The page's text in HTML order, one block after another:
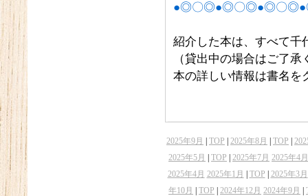
●◎〇◎●◎〇◎●◎〇
紹介した本は、すべて千
（貸出中の場合はご了承
本の詳しい情報は書名を
2025年9月 TOP 2025年8月 TOP
2025年5月
TOP 2025年7月 2025年4月
2025年4月 2025年1月 TOP
2025年3月
年10月
TOP 2024年12月 2024年9月